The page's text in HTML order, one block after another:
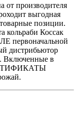
от производителя
выгодная
позиции.
кольраби Коссак
первоначальной
дистрибьютор
Включенные в